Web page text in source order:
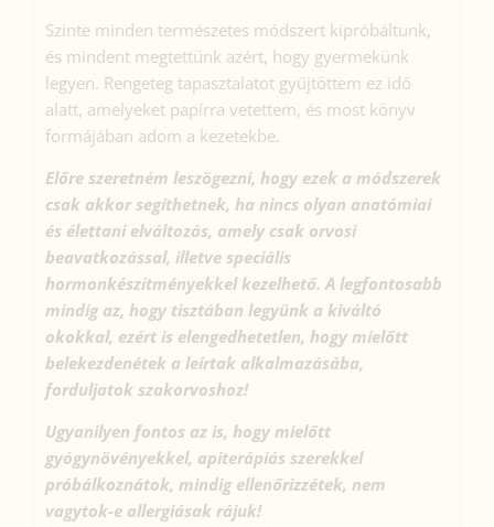
Szinte minden természetes módszert kipróbáltunk,
és mindent megtettünk azért, hogy gyermekünk
legyen. Rengeteg tapasztalatot gyűjtöttem ez idő
alatt, amelyeket papírra vetettem, és most könyv
formájában adom a kezetekbe.
Előre szeretném leszögezni, hogy ezek a módszerek
csak akkor segíthetnek, ha nincs olyan anatómiai
és élettani elváltozás, amely csak orvosi
beavatkozással, illetve speciális
hormonkészítményekkel kezelhető. A legfontosabb
mindig az, hogy tisztában legyünk a kiváltó
okokkal, ezért is elengedhetetlen, hogy mielőtt
belekezdenétek a leírtak alkalmazásába,
forduljatok szakorvoshoz!
Ugyanilyen fontos az is, hogy mielőtt
gyógynövényekkel, apiterápiás szerekkel
próbálkoznátok, mindig ellenőrizzétek, nem
vagytok-e allergiásak rájuk!